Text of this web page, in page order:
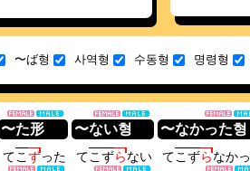
〜ば형 사역형 수동형 명령형
〜た形 〜ない형 〜なかった형
てこ ずった てこ ずらない てこ ずらなかっ